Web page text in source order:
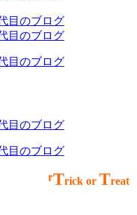
『Trick or Treat